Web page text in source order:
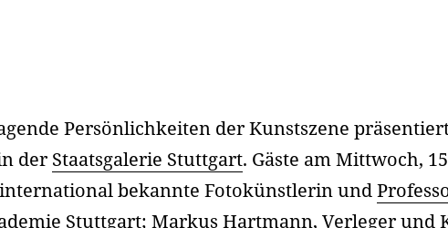
Persönlichkeiten der Kunstszene
der Staatsgalerie Stuttgart. Gäste am Mittwoch,
bekannte Fotokünstlerin und
Stuttgart; Markus Hartmann, Verleger und